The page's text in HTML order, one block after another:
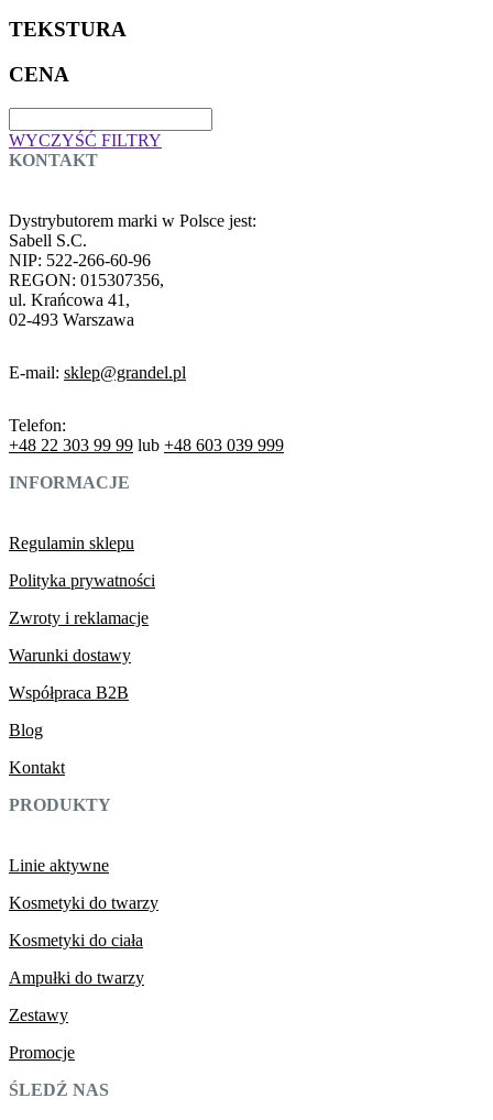
TEKSTURA
CENA
WYCZYŚĆ FILTRY
KONTAKT
Dystrybutorem marki w Polsce jest:
Sabell S.C.
NIP: 522-266-60-96
REGON: 015307356,
ul. Krańcowa 41,
02-493 Warszawa
E-mail: sklep@grandel.pl
Telefon:
+48 22 303 99 99 lub +48 603 039 999
INFORMACJE
Regulamin sklepu
Polityka prywatności
Zwroty i reklamacje
Warunki dostawy
Współpraca B2B
Blog
Kontakt
PRODUKTY
Linie aktywne
Kosmetyki do twarzy
Kosmetyki do ciała
Ampułki do twarzy
Zestawy
Promocje
ŚLEDŹ NAS